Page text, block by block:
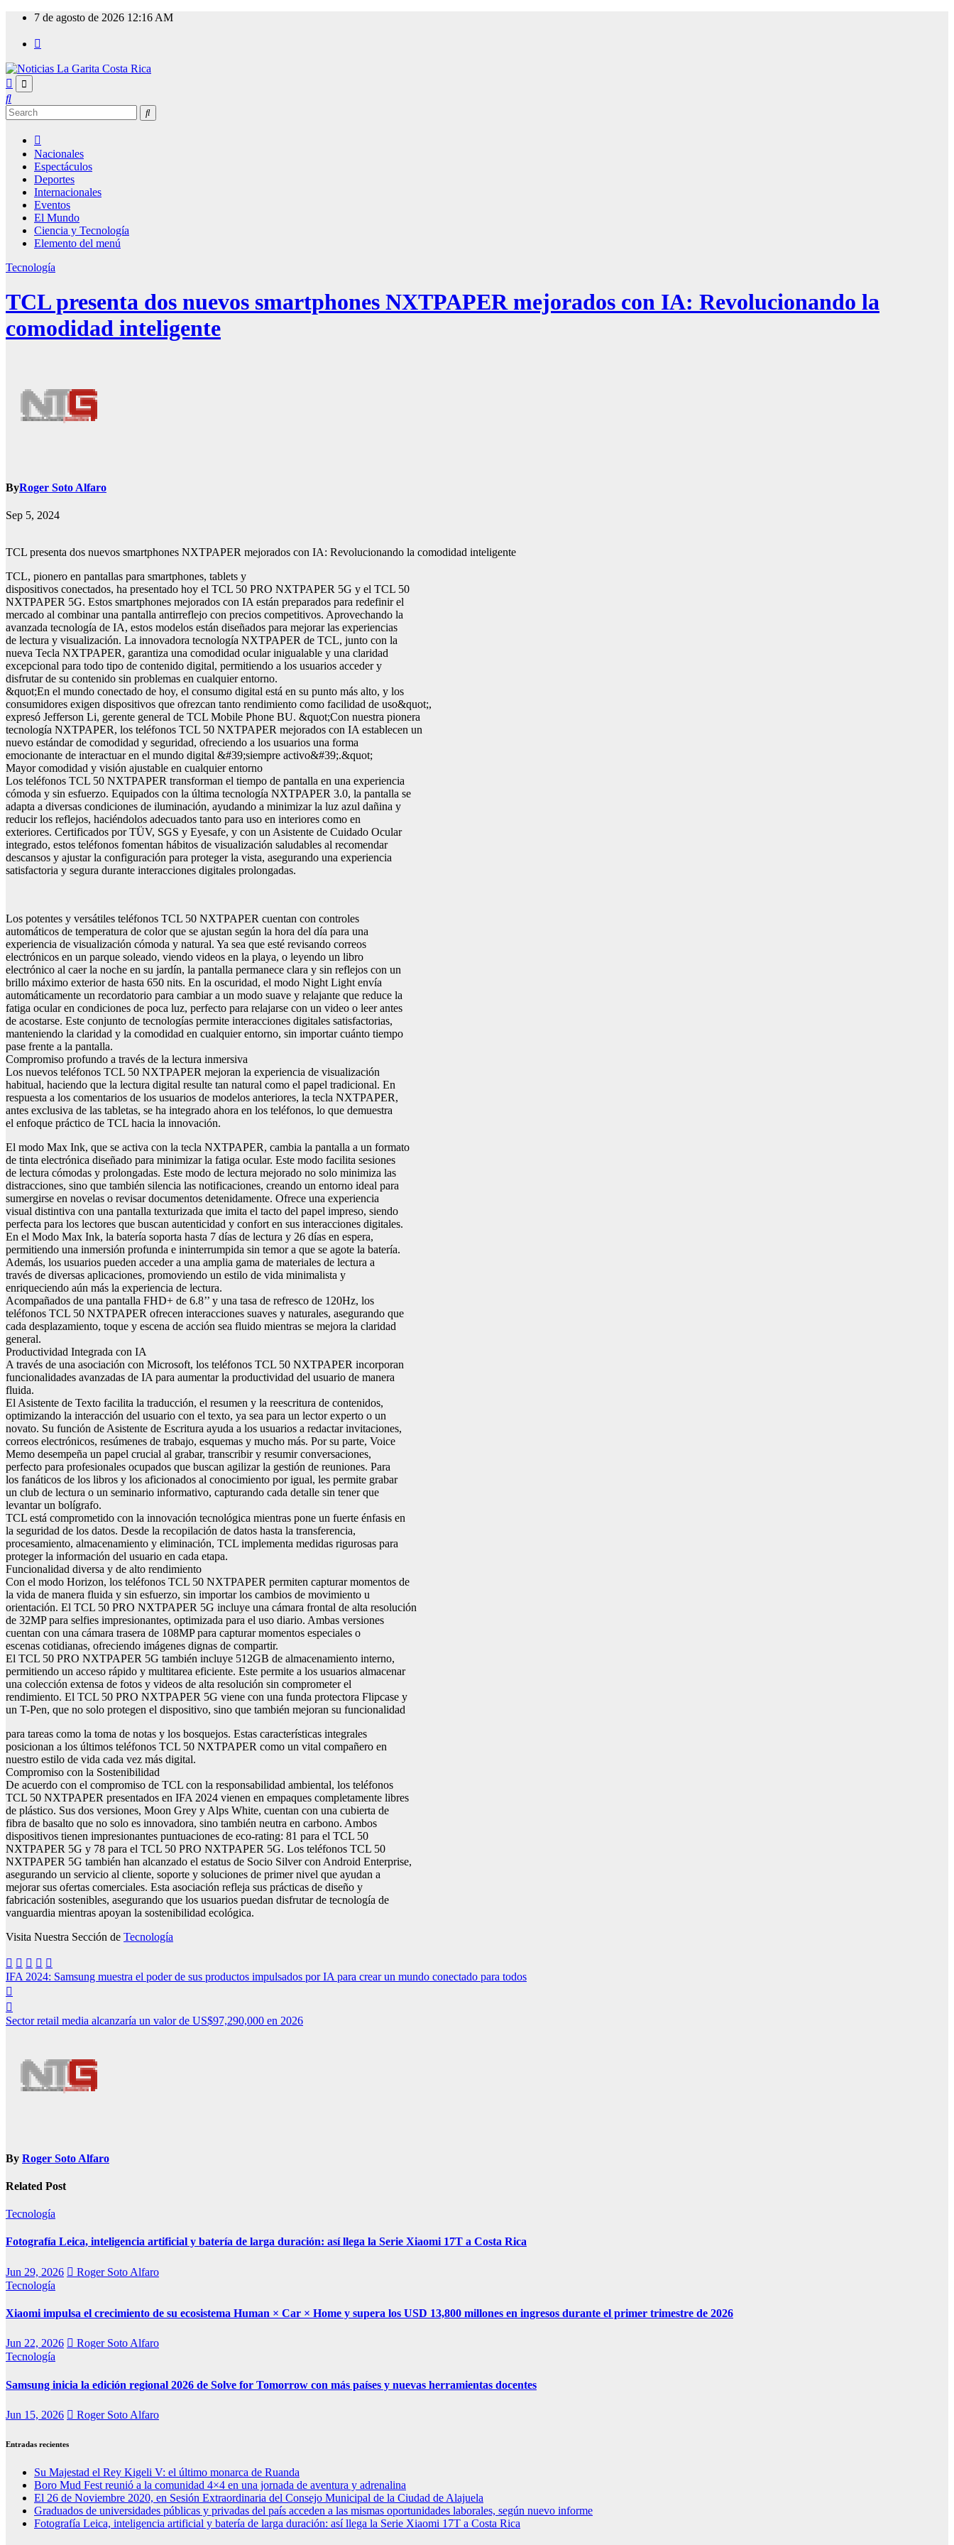
Skip
content
7 de agosto de 2026 12:16 AM
Nacionales
Espectáculos
Deportes
Internacionales
Eventos
El Mundo
Ciencia y Tecnología
Elemento del menú
Tecnología
TCL presenta dos nuevos smartphones NXTPAPER mejorados con IA: Revolucionando la
comodidad inteligente
ByRoger Soto Alfaro
Sep 5, 2024
TCL presenta dos nuevos smartphones NXTPAPER mejorados con IA: Revolucionando la comodidad inteligente
TCL, pionero en pantallas para smartphones, tablets y
dispositivos conectados, ha presentado hoy el TCL 50 PRO NXTPAPER 5G y el TCL 50
NXTPAPER 5G. Estos smartphones mejorados con IA están preparados para redefinir el
mercado al combinar una pantalla antirreflejo con precios competitivos. Aprovechando la
avanzada tecnología de IA, estos modelos están diseñados para mejorar las experiencias
de lectura y visualización. La innovadora tecnología NXTPAPER de TCL, junto con la
nueva Tecla NXTPAPER, garantiza una comodidad ocular inigualable y una claridad
excepcional para todo tipo de contenido digital, permitiendo a los usuarios acceder y
disfrutar de su contenido sin problemas en cualquier entorno.
&quot;En el mundo conectado de hoy, el consumo digital está en su punto más alto, y los
consumidores exigen dispositivos que ofrezcan tanto rendimiento como facilidad de uso&quot;,
expresó Jefferson Li, gerente general de TCL Mobile Phone BU. &quot;Con nuestra pionera
tecnología NXTPAPER, los teléfonos TCL 50 NXTPAPER mejorados con IA establecen un
nuevo estándar de comodidad y seguridad, ofreciendo a los usuarios una forma
emocionante de interactuar en el mundo digital &#39;siempre activo&#39;.&quot;
Mayor comodidad y visión ajustable en cualquier entorno
Los teléfonos TCL 50 NXTPAPER transforman el tiempo de pantalla en una experiencia
cómoda y sin esfuerzo. Equipados con la última tecnología NXTPAPER 3.0, la pantalla se
adapta a diversas condiciones de iluminación, ayudando a minimizar la luz azul dañina y
reducir los reflejos, haciéndolos adecuados tanto para uso en interiores como en
exteriores. Certificados por TÜV, SGS y Eyesafe, y con un Asistente de Cuidado Ocular
integrado, estos teléfonos fomentan hábitos de visualización saludables al recomendar
descansos y ajustar la configuración para proteger la vista, asegurando una experiencia
satisfactoria y segura durante interacciones digitales prolongadas.
Los potentes y versátiles teléfonos TCL 50 NXTPAPER cuentan con controles
automáticos de temperatura de color que se ajustan según la hora del día para una
experiencia de visualización cómoda y natural. Ya sea que esté revisando correos
electrónicos en un parque soleado, viendo videos en la playa, o leyendo un libro
electrónico al caer la noche en su jardín, la pantalla permanece clara y sin reflejos con un
brillo máximo exterior de hasta 650 nits. En la oscuridad, el modo Night Light envía
automáticamente un recordatorio para cambiar a un modo suave y relajante que reduce la
fatiga ocular en condiciones de poca luz, perfecto para relajarse con un video o leer antes
de acostarse. Este conjunto de tecnologías permite interacciones digitales satisfactorias,
manteniendo la claridad y la comodidad en cualquier entorno, sin importar cuánto tiempo
pase frente a la pantalla.
Compromiso profundo a través de la lectura inmersiva
Los nuevos teléfonos TCL 50 NXTPAPER mejoran la experiencia de visualización
habitual, haciendo que la lectura digital resulte tan natural como el papel tradicional. En
respuesta a los comentarios de los usuarios de modelos anteriores, la tecla NXTPAPER,
antes exclusiva de las tabletas, se ha integrado ahora en los teléfonos, lo que demuestra
el enfoque práctico de TCL hacia la innovación.
El modo Max Ink, que se activa con la tecla NXTPAPER, cambia la pantalla a un formato
de tinta electrónica diseñado para minimizar la fatiga ocular. Este modo facilita sesiones
de lectura cómodas y prolongadas. Este modo de lectura mejorado no solo minimiza las
distracciones, sino que también silencia las notificaciones, creando un entorno ideal para
sumergirse en novelas o revisar documentos detenidamente. Ofrece una experiencia
visual distintiva con una pantalla texturizada que imita el tacto del papel impreso, siendo
perfecta para los lectores que buscan autenticidad y confort en sus interacciones digitales.
En el Modo Max Ink, la batería soporta hasta 7 días de lectura y 26 días en espera,
permitiendo una inmersión profunda e ininterrumpida sin temor a que se agote la batería.
Además, los usuarios pueden acceder a una amplia gama de materiales de lectura a
través de diversas aplicaciones, promoviendo un estilo de vida minimalista y
enriqueciendo aún más la experiencia de lectura.
Acompañados de una pantalla FHD+ de 6.8’’ y una tasa de refresco de 120Hz, los
teléfonos TCL 50 NXTPAPER ofrecen interacciones suaves y naturales, asegurando que
cada desplazamiento, toque y escena de acción sea fluido mientras se mejora la claridad
general.
Productividad Integrada con IA
A través de una asociación con Microsoft, los teléfonos TCL 50 NXTPAPER incorporan
funcionalidades avanzadas de IA para aumentar la productividad del usuario de manera
fluida.
El Asistente de Texto facilita la traducción, el resumen y la reescritura de contenidos,
optimizando la interacción del usuario con el texto, ya sea para un lector experto o un
novato. Su función de Asistente de Escritura ayuda a los usuarios a redactar invitaciones,
correos electrónicos, resúmenes de trabajo, esquemas y mucho más. Por su parte, Voice
Memo desempeña un papel crucial al grabar, transcribir y resumir conversaciones,
perfecto para profesionales ocupados que buscan agilizar la gestión de reuniones. Para
los fanáticos de los libros y los aficionados al conocimiento por igual, les permite grabar
un club de lectura o un seminario informativo, capturando cada detalle sin tener que
levantar un bolígrafo.
TCL está comprometido con la innovación tecnológica mientras pone un fuerte énfasis en
la seguridad de los datos. Desde la recopilación de datos hasta la transferencia,
procesamiento, almacenamiento y eliminación, TCL implementa medidas rigurosas para
proteger la información del usuario en cada etapa.
Funcionalidad diversa y de alto rendimiento
Con el modo Horizon, los teléfonos TCL 50 NXTPAPER permiten capturar momentos de
la vida de manera fluida y sin esfuerzo, sin importar los cambios de movimiento u
orientación. El TCL 50 PRO NXTPAPER 5G incluye una cámara frontal de alta resolución
de 32MP para selfies impresionantes, optimizada para el uso diario. Ambas versiones
cuentan con una cámara trasera de 108MP para capturar momentos especiales o
escenas cotidianas, ofreciendo imágenes dignas de compartir.
El TCL 50 PRO NXTPAPER 5G también incluye 512GB de almacenamiento interno,
permitiendo un acceso rápido y multitarea eficiente. Este permite a los usuarios almacenar
una colección extensa de fotos y videos de alta resolución sin comprometer el
rendimiento. El TCL 50 PRO NXTPAPER 5G viene con una funda protectora Flipcase y
un T-Pen, que no solo protegen el dispositivo, sino que también mejoran su funcionalidad
para tareas como la toma de notas y los bosquejos. Estas características integrales
posicionan a los últimos teléfonos TCL 50 NXTPAPER como un vital compañero en
nuestro estilo de vida cada vez más digital.
Compromiso con la Sostenibilidad
De acuerdo con el compromiso de TCL con la responsabilidad ambiental, los teléfonos
TCL 50 NXTPAPER presentados en IFA 2024 vienen en empaques completamente libres
de plástico. Sus dos versiones, Moon Grey y Alps White, cuentan con una cubierta de
fibra de basalto que no solo es innovadora, sino también neutra en carbono. Ambos
dispositivos tienen impresionantes puntuaciones de eco-rating: 81 para el TCL 50
NXTPAPER 5G y 78 para el TCL 50 PRO NXTPAPER 5G. Los teléfonos TCL 50
NXTPAPER 5G también han alcanzado el estatus de Socio Silver con Android Enterprise,
asegurando un servicio al cliente, soporte y soluciones de primer nivel que ayudan a
mejorar sus ofertas comerciales. Esta asociación refleja sus prácticas de diseño y
fabricación sostenibles, asegurando que los usuarios puedan disfrutar de tecnología de
vanguardia mientras apoyan la sostenibilidad ecológica.
Visita Nuestra Sección de Tecnología
Navegación
de
entradas
IFA 2024: Samsung muestra el poder de sus productos impulsados por IA para crear un mundo conectado para todos
Sector retail media alcanzaría un valor de US$97,290,000 en 2026
By Roger Soto Alfaro
Related Post
Tecnología
Fotografía Leica, inteligencia artificial y batería de larga duración: así llega la Serie Xiaomi 17T a Costa Rica
Jun 29, 2026
Roger Soto Alfaro
Tecnología
Xiaomi impulsa el crecimiento de su ecosistema Human × Car × Home y supera los USD 13,800 millones en ingresos durante el primer trimestre de 2026
Jun 22, 2026
Roger Soto Alfaro
Tecnología
Samsung inicia la edición regional 2026 de Solve for Tomorrow con más países y nuevas herramientas docentes
Jun 15, 2026 Roger Soto Alfaro
Entradas recientes
Su Majestad el Rey Kigeli V: el último monarca de Ruanda
Boro Mud Fest reunió a la comunidad 4×4 en una jornada de aventura y adrenalina
El 26 de Noviembre 2020, en Sesión Extraordinaria del Consejo Municipal de la Ciudad de Alajuela
Graduados de universidades públicas y privadas del país acceden a las mismas oportunidades laborales, según nuevo informe
Fotografía Leica, inteligencia artificial y batería de larga duración: así llega la Serie Xiaomi 17T a Costa Rica